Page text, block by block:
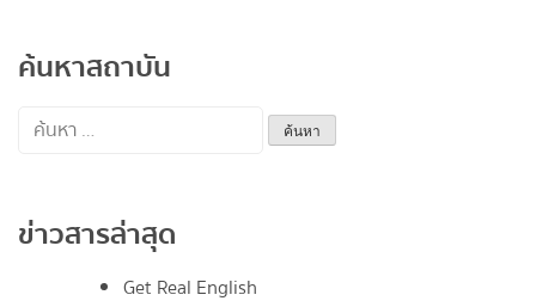
ค้นหาสถาบัน
ค้นหา
ข่าวสารล่าสุด
Get Real English